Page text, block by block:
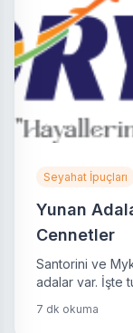
Seyahat İpuçları
Yunan
Cennetler
Santorini ve
adalar var. İşte
7 dk okuma